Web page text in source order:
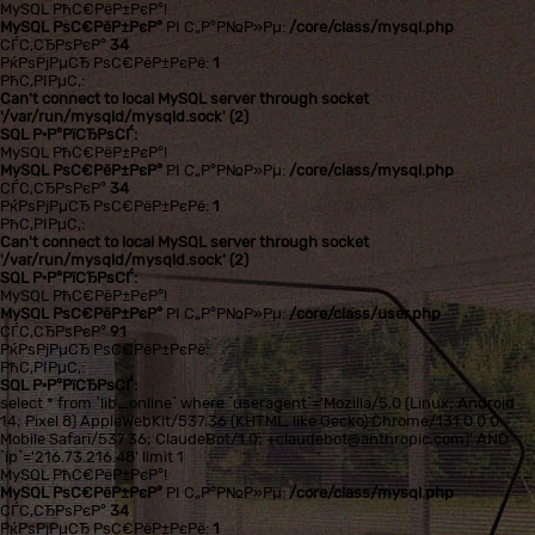
MySQL РћС€РёР±РєР°!
MySQL РѕС€РёР±РєР° РІ С„Р°Р№Р»Рµ: /core/class/mysql.php
СЃС‚СЂРѕРєР° 34
РќРѕРјРµСЂ РѕС€РёР±РєРё: 1
РћС‚РІРµС‚:
Can't connect to local MySQL server through socket
'/var/run/mysqld/mysqld.sock' (2)
SQL Р·Р°РїСЂРѕСЃ:
MySQL РћС€РёР±РєР°!
MySQL РѕС€РёР±РєР° РІ С„Р°Р№Р»Рµ: /core/class/mysql.php
СЃС‚СЂРѕРєР° 34
РќРѕРјРµСЂ РѕС€РёР±РєРё: 1
РћС‚РІРµС‚:
Can't connect to local MySQL server through socket
'/var/run/mysqld/mysqld.sock' (2)
SQL Р·Р°РїСЂРѕСЃ:
MySQL РћС€РёР±РєР°!
MySQL РѕС€РёР±РєР° РІ С„Р°Р№Р»Рµ: /core/class/user.php
СЃС‚СЂРѕРєР° 91
РќРѕРјРµСЂ РѕС€РёР±РєРё:
РћС‚РІРµС‚:
SQL Р·Р°РїСЂРѕСЃ:
select * from `lib_online` where `useragent`='Mozilla/5.0 (Linux; Android
14; Pixel 8) AppleWebKit/537.36 (KHTML, like Gecko) Chrome/131.0.0.0
Mobile Safari/537.36; ClaudeBot/1.0; +claudebot@anthropic.com)' AND
`ip`='216.73.216.48' limit 1
MySQL РћС€РёР±РєР°!
MySQL РѕС€РёР±РєР° РІ С„Р°Р№Р»Рµ:/core/class/mysql.php
СЃС‚СЂРѕРєР°34
РќРѕРјРµСЂ РѕС€РёР±РєРё: 1